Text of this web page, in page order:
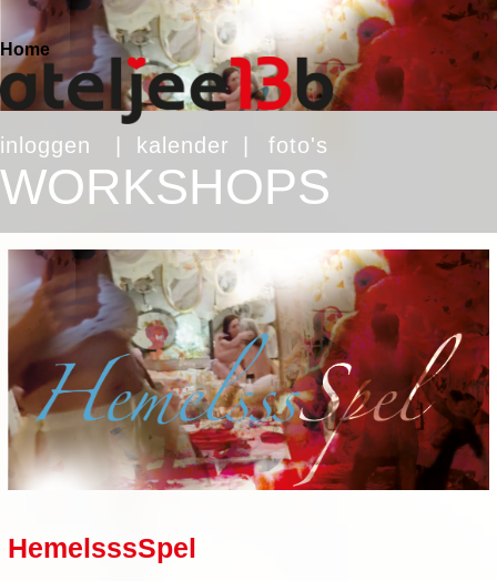
HemelsssSpel
inloggen kalender foto's
WORKSHOPS
Home